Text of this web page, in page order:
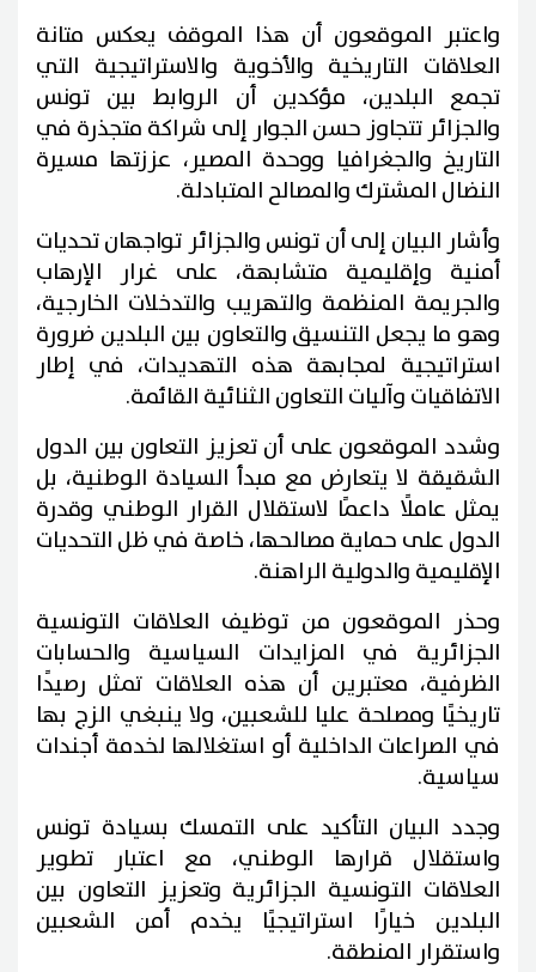
واعتبر الموقعون أن هذا الموقف يعكس متانة
العلاقات التاريخية والأخوية والاستراتيجية التي
تجمع البلدين، مؤكدين أن الروابط بين تونس
والجزائر تتجاوز حسن الجوار إلى شراكة متجذرة في
التاريخ والجغرافيا ووحدة المصير، عززتها مسيرة
النضال المشترك والمصالح المتبادلة.
وأشار البيان إلى أن تونس والجزائر تواجهان تحديات
أمنية وإقليمية متشابهة، على غرار الإرهاب
والجريمة المنظمة والتهريب والتدخلات الخارجية،
وهو ما يجعل التنسيق والتعاون بين البلدين ضرورة
استراتيجية لمجابهة هذه التهديدات، في إطار
الاتفاقيات وآليات التعاون الثنائية القائمة.
وشدد الموقعون على أن تعزيز التعاون بين الدول
الشقيقة لا يتعارض مع مبدأ السيادة الوطنية، بل
يمثل عاملًا داعمًا لاستقلال القرار الوطني وقدرة
الدول على حماية مصالحها، خاصة في ظل التحديات
الإقليمية والدولية الراهنة.
وحذر الموقعون من توظيف العلاقات التونسية
الجزائرية في المزايدات السياسية والحسابات
الظرفية، معتبرين أن هذه العلاقات تمثل رصيدًا
تاريخيًا ومصلحة عليا للشعبين، ولا ينبغي الزج بها
في الصراعات الداخلية أو استغلالها لخدمة أجندات
سياسية.
وجدد البيان التأكيد على التمسك بسيادة تونس
واستقلال قرارها الوطني، مع اعتبار تطوير
العلاقات التونسية الجزائرية وتعزيز التعاون بين
البلدين خيارًا استراتيجيًا يخدم أمن الشعبين
واستقرار المنطقة.